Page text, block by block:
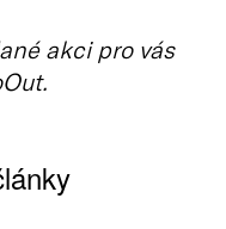
akci pro vás